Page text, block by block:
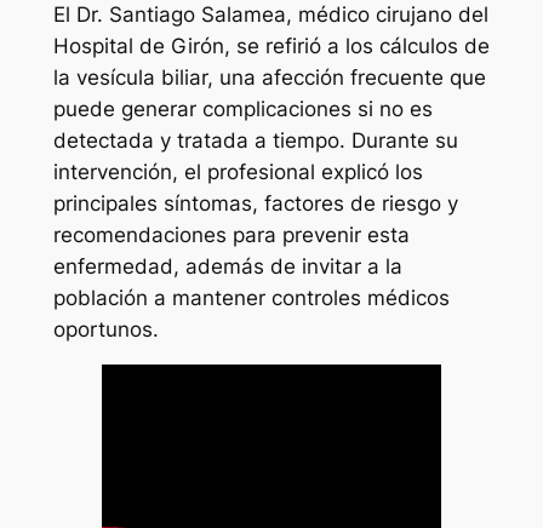
El Dr. Santiago Salamea, médico cirujano del
Hospital de Girón, se refirió a los cálculos de
la vesícula biliar, una afección frecuente que
puede generar complicaciones si no es
detectada y tratada a tiempo. Durante su
intervención, el profesional explicó los
principales síntomas, factores de riesgo y
recomendaciones para prevenir esta
enfermedad, además de invitar a la
población a mantener controles médicos
oportunos.